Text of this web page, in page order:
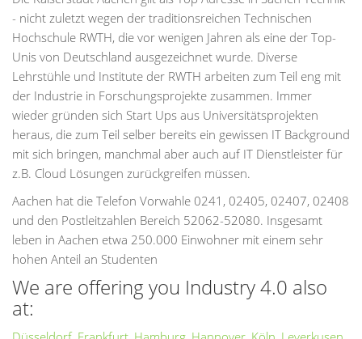
- nicht zuletzt wegen der traditionsreichen Technischen
Hochschule RWTH, die vor wenigen Jahren als eine der Top-
Unis von Deutschland ausgezeichnet wurde. Diverse
Lehrstühle und Institute der RWTH arbeiten zum Teil eng mit
der Industrie in Forschungsprojekte zusammen. Immer
wieder gründen sich Start Ups aus Universitätsprojekten
heraus, die zum Teil selber bereits ein gewissen IT Background
mit sich bringen, manchmal aber auch auf IT Dienstleister für
z.B. Cloud Lösungen zurückgreifen müssen.
Aachen hat die Telefon Vorwahle 0241, 02405, 02407, 02408
und den Postleitzahlen Bereich 52062-52080. Insgesamt
leben in Aachen etwa 250.000 Einwohner mit einem sehr
hohen Anteil an Studenten
We are offering you Industry 4.0 also
at: